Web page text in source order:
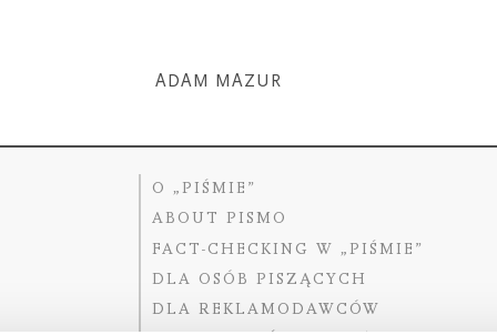
ADAM MAZUR
O „PIŚMIE”
ABOUT PISMO
FACT-CHECKING W „PIŚMIE”
DLA OSÓB PISZĄCYCH
DLA REKLAMODAWCÓW